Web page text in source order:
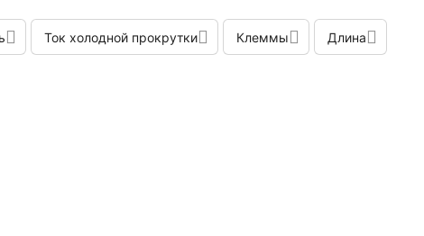
Ток холодной прокрутки Клеммы Длина